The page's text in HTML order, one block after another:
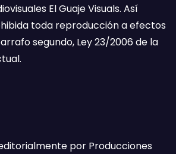
El Guaje Visuals. Así
toda reproducción a efectos
segundo, Ley 23/2006 de la
por Producciones